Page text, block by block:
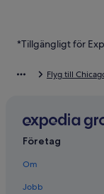
*Tillgängligt för
Flyg till
Företag
Om
Jobb